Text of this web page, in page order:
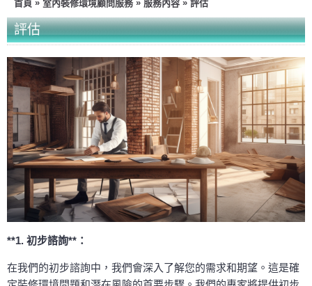
首頁 » 室內裝修環境顧問服務 » 服務內容 » 評估
評估
**1. 初步諮詢**：
在我們的初步諮詢中，我們會深入了解您的需求和期望。這是確